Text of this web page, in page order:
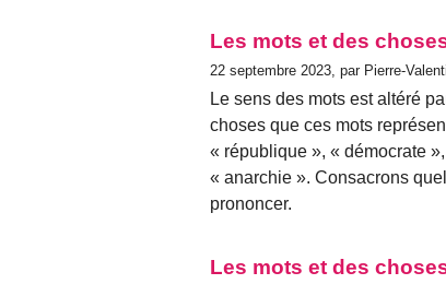
Les mots et des
22 septembre 2023, par Pierre-
Le sens des mots est altéré
choses que ces mots
« république », « démocrate
« anarchie ». Consacrons
prononcer.
Les mots et des